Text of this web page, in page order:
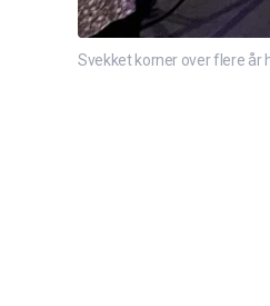
Svekket korner over flere år